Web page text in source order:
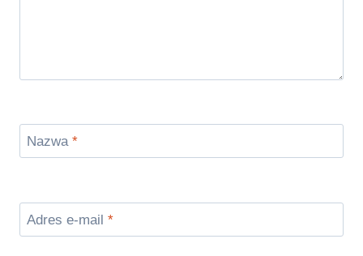
Nazwa *
Adres e-mail *